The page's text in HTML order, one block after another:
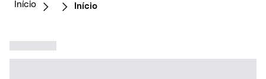
Início Início